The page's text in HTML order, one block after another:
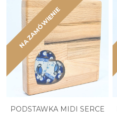
NA ZAMÓWIENIE
PODSTAWKA MIDI SERCE